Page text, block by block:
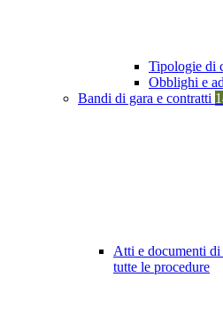
Tipologie di
Obblighi e
Bandi di gara e contratti
Atti e documenti di
tutte le procedure